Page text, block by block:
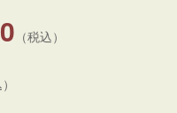
（税込）